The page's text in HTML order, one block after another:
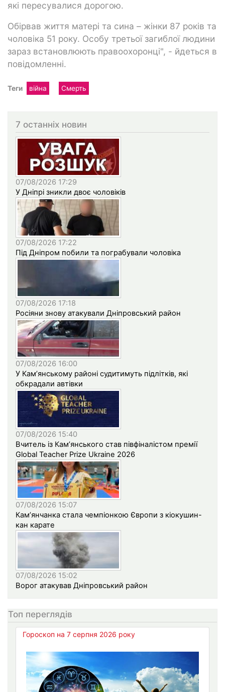
які пересувалися дорогою.
Обірвав життя матері та сина – жінки 87 років та
чоловіка 51 року. Особу третьої загиблої людини
зараз встановлюють правоохоронці", - йдеться в
повідомленні.
Теги війна Смерть
7 останніх новин
07/08/2026 17:29
У Дніпрі зникли двоє чоловіків
07/08/2026 17:22
Під Дніпром побили та пограбували чоловіка
07/08/2026 17:18
Росіяни знову атакували Дніпровський район
07/08/2026 16:00
У Кам’янському районі судитимуть підлітків, які
обкрадали автівки
07/08/2026 15:40
Вчитель із Кам’янського став півфіналістом премії
Global Teacher Prize Ukraine 2026
07/08/2026 15:07
Кам’янчанка стала чемпіонкою Європи з кіокушин-
кан карате
07/08/2026 15:02
Ворог атакував Дніпровський район
Топ переглядів
Гороскоп на 7 серпня 2026 року